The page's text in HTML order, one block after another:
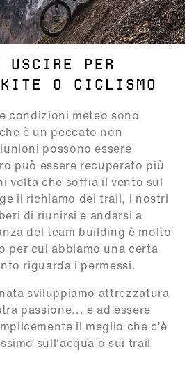
PER
KITE O CICLISMO
condizioni meteo sono
è un peccato non
possono essere
può essere recuperato più
volta che soffia il vento sul
il richiamo dei trail, i nostri
di riunirsi e andarsi a
del team building è molto
per cui abbiamo una certa
riguarda i permessi.
sviluppiamo attrezzatura
passione... e ad essere
il meglio che c’è
sull'acqua o sui trail